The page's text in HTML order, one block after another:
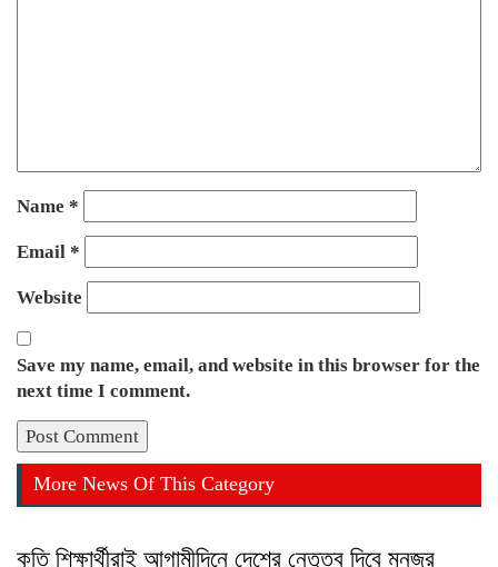
Name *
Email *
Website
Save my name, email, and website in this browser for the
next time I comment.
More News Of This Category
কৃতি শিক্ষার্থীরাই আগামীদিনে দেশের নেতৃত্ব দিবে মনজুর